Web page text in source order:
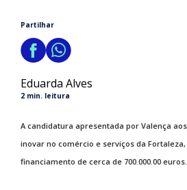
Partilhar
Eduarda Alves
2 min. leitura
A candidatura apresentada por Valença
inovar no comércio e serviços da
financiamento de cerca de 700.000.00 euros.